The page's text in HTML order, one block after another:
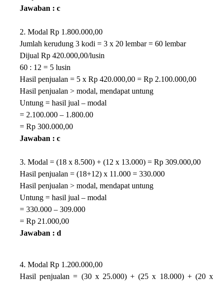
Jawaban : c
2. Modal Rp 1.800.000,00
Jumlah kerudung 3 kodi = 3 x 20 lembar = 60 lembar
Dijual Rp 420.000,00/lusin
60 : 12 = 5 lusin
Hasil penjualan = 5 x Rp 420.000,00 = Rp 2.100.000,00
Hasil penjualan > modal, mendapat untung
Untung = hasil jual – modal
= 2.100.000 – 1.800.00
= Rp 300.000,00
Jawaban : c
3. Modal = (18 x 8.500) + (12 x 13.000) = Rp 309.000,00
Hasil penjualan = (18+12) x 11.000 = 330.000
Hasil penjualan > modal, mendapat untung
Untung = hasil jual – modal
= 330.000 – 309.000
= Rp 21.000,00
Jawaban : d
4. Modal Rp 1.200.000,00
Hasil penjualan = (30 x 25.000) + (25 x 18.000) + (20 x